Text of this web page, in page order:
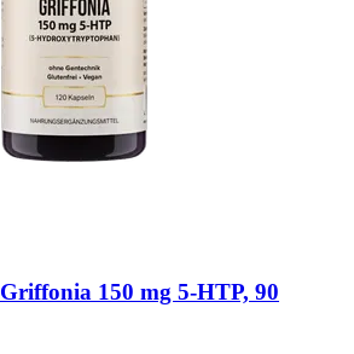
Griffonia 150 mg 5-​HTP, 90